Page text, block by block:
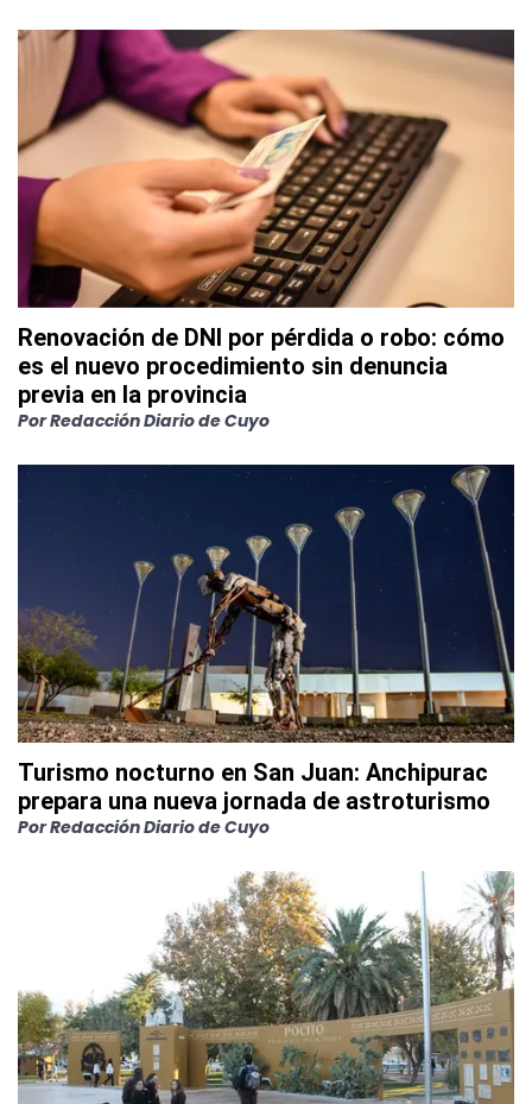
Renovación de DNI por pérdida o robo: cómo
es el nuevo procedimiento sin denuncia
previa en la provincia
PorRedacción Diario de Cuyo
Turismo nocturno en San Juan: Anchipurac
prepara una nueva jornada de astroturismo
PorRedacción Diario de Cuyo